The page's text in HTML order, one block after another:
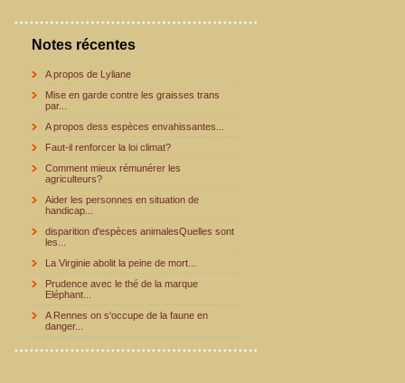
Notes récentes
A propos de Lyliane
Mise en garde contre les graisses trans
par...
A propos dess espèces envahissantes...
Faut-il renforcer la loi climat?
Comment mieux rémunérer les
agriculteurs?
Aider les personnes en situation de
handicap...
disparition d'espèces animalesQuelles sont
les...
La Virginie abolit la peine de mort...
Prudence avec le thé de la marque
Eléphant...
A Rennes on s'occupe de la faune en
danger...